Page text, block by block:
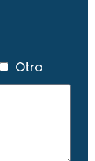
Otro